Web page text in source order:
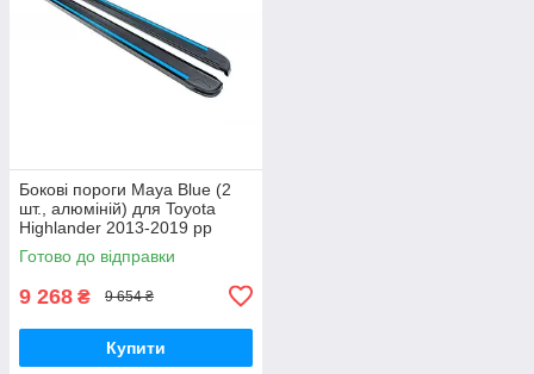
Бокові пороги Maya Blue (2
шт., алюміній) для Toyota
Highlander 2013-2019 рр
Готово до відправки
9 268 ₴ 9 654 ₴
Купити